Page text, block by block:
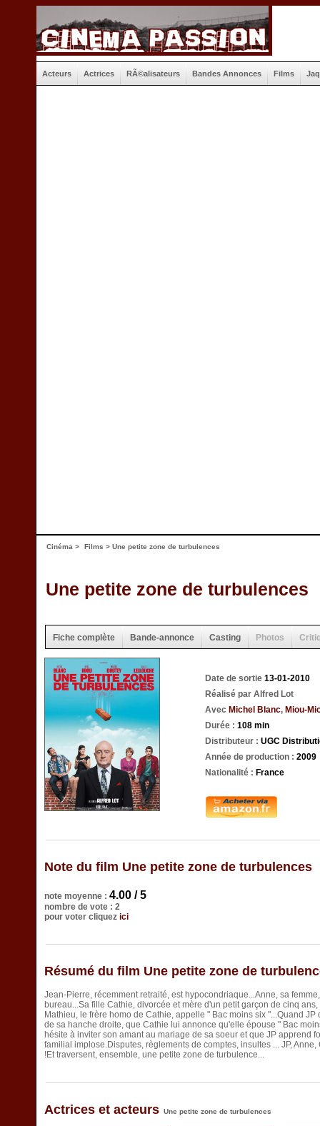
Acteurs Actrices RÃ©alisateurs Bandes Annonces Films
Cinéma > Films > Une petite zone de turbulences
Une petite zone de turbulences
Fiche complète Bande-annonce Casting Photos
Date de sortie 13-01-2010
Réalisé par Alfred Lot
Avec Michel Blanc, Miou-
Durée : 108 min
Distributeur : UGC
Année de production : 2009
Nationalité : France
Note du film Une petite zone de turbulences
note moyenne : 4.00 / 5
nombre de vote : 2
pour voter cliquez ici
Résumé du film Une petite zone de
Jean-Pierre, récemment retraité, est hypocondriaque...Anne, sa
bureau...Sa fille Cathie, divorcée et mère d'un petit garçon de cinq
Mathieu, le frère homo de Cathie, appelle " Bac moins six "...Quand
de sa hanche droite, que Cathie lui annonce qu'elle épouse " Bac
hésite à inviter son amant au mariage de sa soeur et que JP apprend
familial implose.Disputes, règlements de comptes, insultes ... JP,
!Et traversent, ensemble, une petite zone de turbulence...
Actrices et acteurs Une petite zone de turbulences